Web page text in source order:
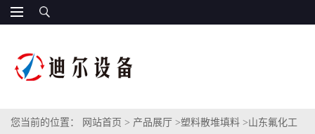
您当前的位置： 网站首页 > 产品展厅 >塑料散堆填料 >山东氟化工